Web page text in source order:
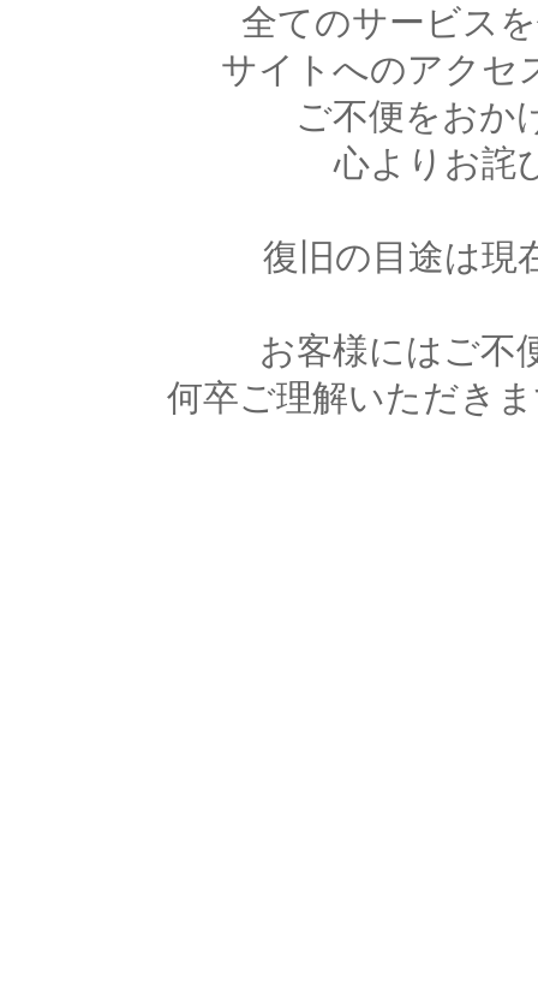
全てのサービス
サイトへのアクセ
ご不便をおか
心よりお詫
復旧の目途は現
お客様にはご不
何卒ご理解いただき